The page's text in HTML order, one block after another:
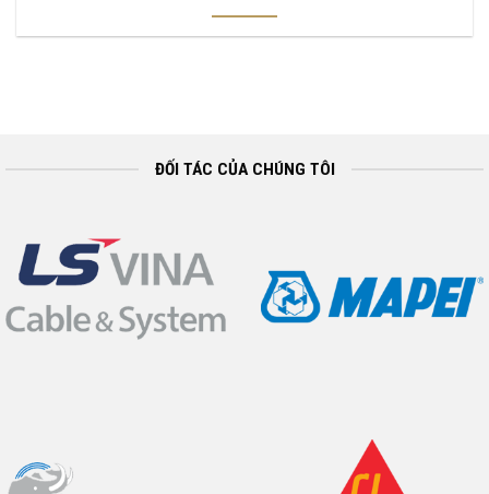
ĐỐI TÁC CỦA CHÚNG TÔI